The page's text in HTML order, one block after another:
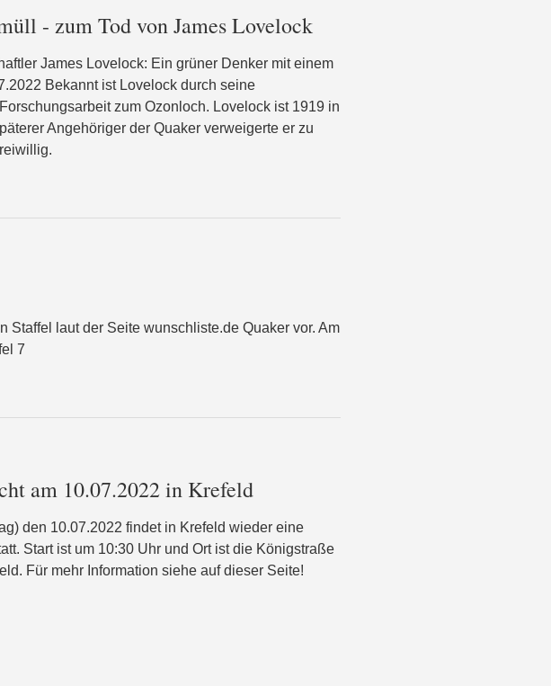
- zum Tod von James Lovelock
James Lovelock: Ein grüner Denker mit einem
Bekannt ist Lovelock durch seine
zum Ozonloch. Lovelock ist 1919 in
Angehöriger der Quaker verweigerte er zu
Staffel laut der Seite wunschliste.de Quaker vor. Am
7
am 10.07.2022 in Krefeld
den 10.07.2022 findet in Krefeld wieder eine
Start ist um 10:30 Uhr und Ort ist die Königstraße
Für mehr Information siehe auf dieser Seite!